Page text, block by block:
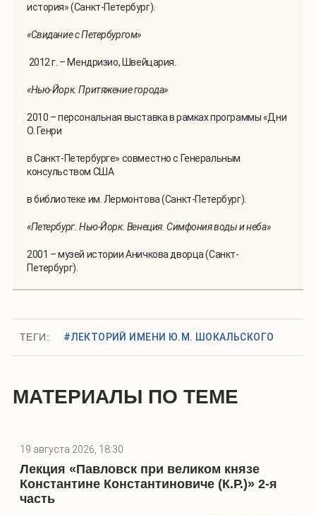
история» (Санкт-Петербург).
«Свидание с Петербургом»
2012 г. – Мендризио, Швейцария.
«Нью-Йорк. Притяжение города»
2010 – персональная выставка в рамках программы «Дни
О. Генри
в Санкт-Петербурге» совместно с Генеральным
консульством США
в библиотеке им. Лермонтова (Санкт-Петербург).
«Петербург. Нью-Йорк. Венеция. Симфония воды и неба»
2001 – музей истории Аничкова дворца (Санкт-
Петербург).
ТЕГИ: #ЛЕКТОРИЙ ИМЕНИ Ю.М. ШОКАЛЬСКОГО
МАТЕРИАЛЫ ПО ТЕМЕ
19 августа 2026, 18:30
Лекция «Павловск при великом князе
Константине Константиновиче (К.Р.)» 2-я
часть